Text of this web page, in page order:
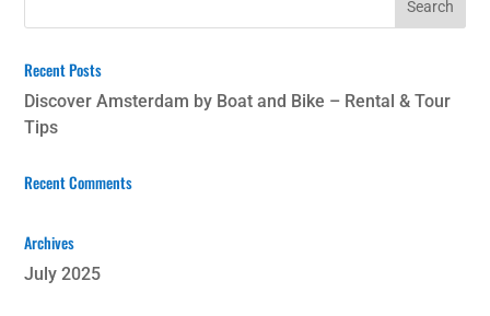
Recent Posts
Discover Amsterdam by Boat and Bike – Rental & Tour
Tips
Recent Comments
Archives
July 2025